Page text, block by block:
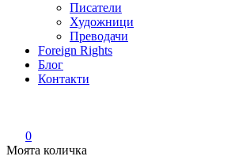
Писатели
Художници
Преводачи
Foreign Rights
Блог
Контакти
0
Моята количка